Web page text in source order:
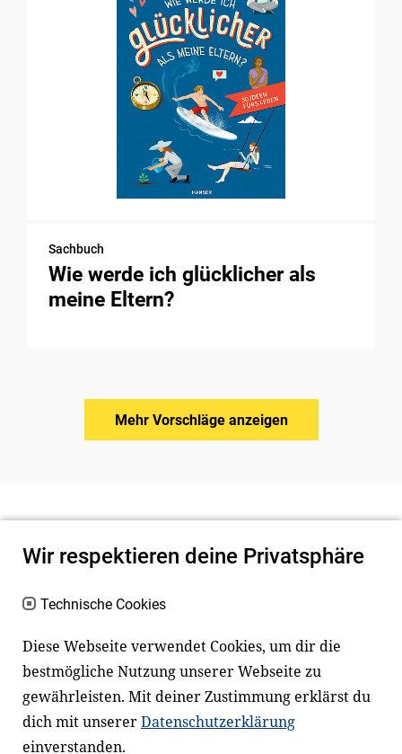
Sachbuch
Wie werde ich glücklicher als
meine Eltern?
Mehr Vorschläge anzeigen
Newsletter
Facebook LinkedIn
Wir respektieren deine Privatsphäre
Technische Cookies
Diese Webseite verwendet Cookies, um dir die
bestmögliche Nutzung unserer Webseite zu
gewährleisten. Mit deiner Zustimmung erklärst du
dich mit unsererDatenschutzerklärung
einverstanden.